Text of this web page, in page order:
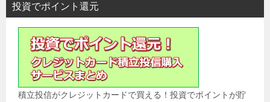
投資でポイント還元
積立投信がクレジットカードで買える！投資でポイントが貯